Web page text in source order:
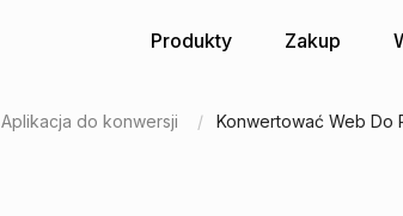
Produkty Zakup
Aplikacja do konwersji Konwertować Web Do